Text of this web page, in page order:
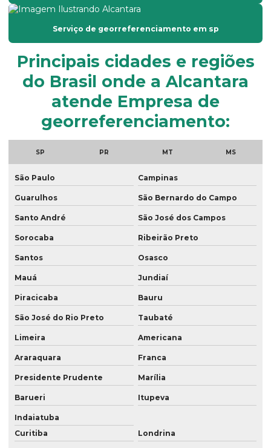
Empresas de georreferenciamento de imóveis rurais
Georreferenciamento por drone
Georreferenciamento de imóveis
Georreferenciamento de imóveis rurais com drone
Georreferenciamento de propriedades rurais
Georreferenciamento topografia
Laudo ambiental empresa
Laudo de passivo ambiental
Laudos ambientais
Laudos técnicos ambientais
Levantamento georreferenciado
Levantamento topográfico georreferenciado
Mapeamento com drones
Mapeamento com drones no paraná
Mapeamento com drones em são paulo
Mapeamento com drones em sp
Meio ambiente consultoria
Serviço de georreferenciamento em sp
Principais cidades e regiões
do Brasil onde a Alcantara
atende Empresa de
georreferenciamento:
SP PR MT MS
São Paulo Campinas
Guarulhos São Bernardo do Campo
Santo André São José dos Campos
Sorocaba Ribeirão Preto
Santos Osasco
Mauá Jundiaí
Piracicaba Bauru
São José do Rio Preto Taubaté
Limeira Americana
Araraquara Franca
Presidente Prudente Marília
Barueri Itupeva
Indaiatuba
Curitiba
Londrina